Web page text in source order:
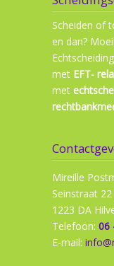
Scheiden of
en dan?
met EFT-
met
Mireille
Seinstraat
1223 DA
Telefoon: 06
E-mail: